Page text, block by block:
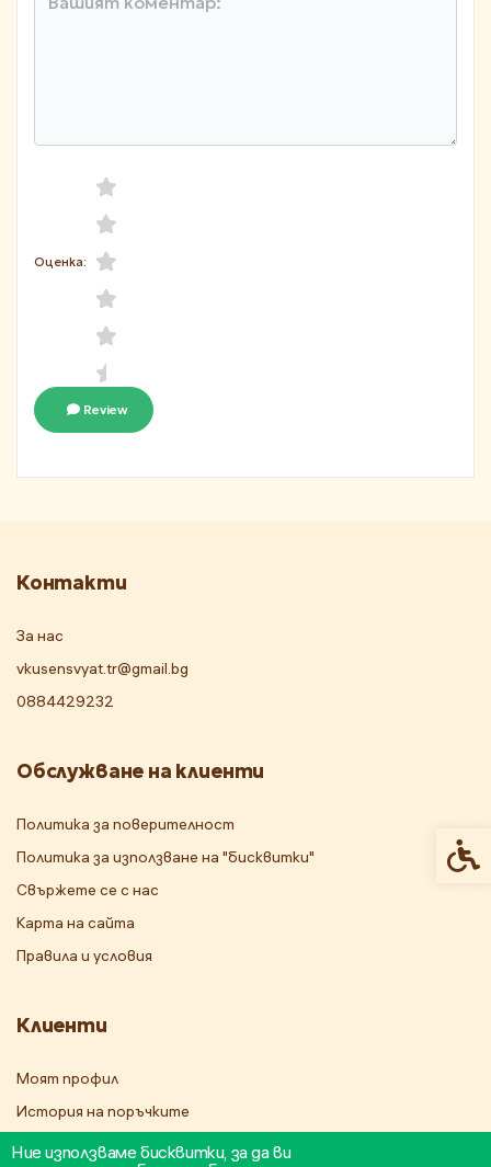
Оценка:
Review
Ние използваме бисквитки, за да ви
Контакти
За нас
vkusensvyat.tr@gmail.bg
0884429232
Обслужване на клиенти
Политика за поверителност
Политика за използване на "бисквитки"
Свържете се с нас
Карта на сайта
Правила и условия
Клиенти
Моят профил
История на поръчките
Бюлетин